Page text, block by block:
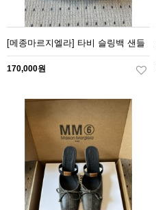
[메종마르지엘라] 타비 슬링백 샌들
170,000원